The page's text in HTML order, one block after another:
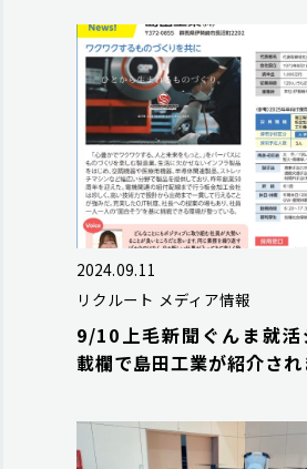
2024.09.11
リクルート メディア情報
9/10上毛新聞ぐんま就活
載欄で島田工業が紹介され